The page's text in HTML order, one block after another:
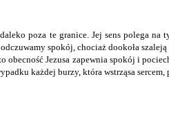
poza te granice. Jej sens polega
spokój, chociaż dookoła
obecność Jezusa zapewnia spokój i
każdej burzy, która wstrząsa